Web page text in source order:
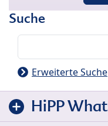
Suche
Erweiterte Suche
HiPP